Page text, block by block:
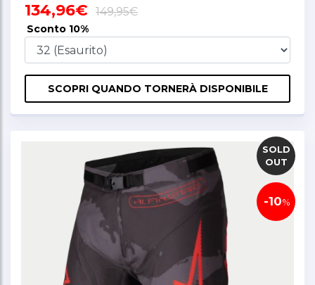
134,96€ 149,95€
Sconto 10%
SCOPRI QUANDO TORNERÀ DISPONIBILE
SOLD
OUT
-10%